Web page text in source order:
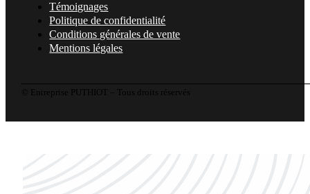
Témoignages
Politique de confidentialité
Conditions générales de vente
Mentions légales
© Entreprise PUTHIOT – Tous droits réservés